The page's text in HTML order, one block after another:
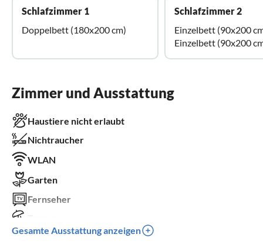
Schlafzimmer 1
Doppelbett (180x200 cm)
Schlafzimmer 2
Einzelbett (90x200
Einzelbett (90x200
Zimmer und Ausstattung
Haustiere nicht erlaubt
Nichtraucher
WLAN
Garten
Fernseher
Kinderbett
Gesamte Ausstattung anzeigen